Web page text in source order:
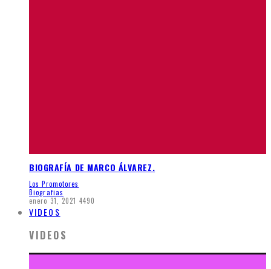
BIOGRAFÍA DE MARCO ÁLVAREZ.
Los Promotores
Biografias
enero 31, 2021 4490
VIDEOS
VIDEOS